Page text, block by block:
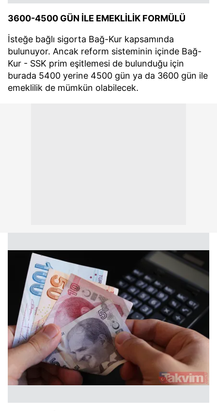
3600-4500 GÜN İLE EMEKLİLİK FORMÜLÜ
İsteğe bağlı sigorta Bağ-Kur kapsamında
bulunuyor. Ancak reform sisteminin içinde Bağ-
Kur - SSK prim eşitlemesi de bulunduğu için
burada 5400 yerine 4500 gün ya da 3600 gün ile
emeklilik de mümkün olabilecek.